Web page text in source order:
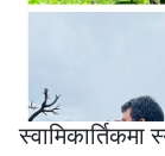
स्वामिकार्तिकमा